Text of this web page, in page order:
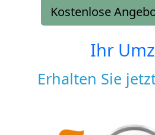
Kostenlose
Ihr
Erhalten Sie